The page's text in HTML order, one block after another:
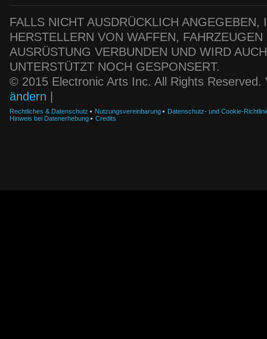
FALLS NICHT AUSDRÜCKLICH
HERSTELLERN VON WAFFEN,
AUSRÜSTUNG VERBUNDEN UND WIRD
UNTERSTÜTZT NOCH GESPONSERT.
© 2015 Electronic Arts Inc. All Rights
ändern
Rechtliches & Datenschutz Nutzungsvereinbarung
Datenschutz- und Cookie-
Hinweis bei Datenerhebung
Credits